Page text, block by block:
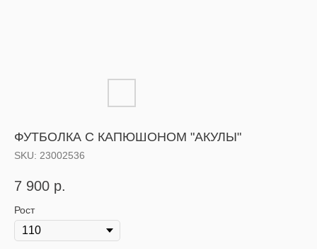
ФУТБОЛКА С КАПЮШОНОМ "АКУЛЫ"
SKU: 23002536
7 900 р.
Рост